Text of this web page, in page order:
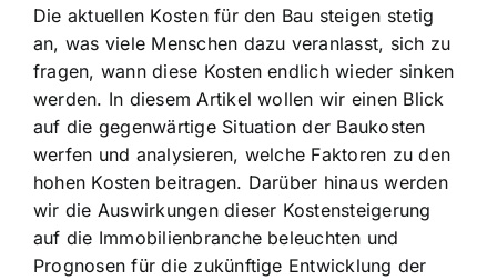
Die aktuellen Kosten für den Bau steigen stetig
an, was viele Menschen dazu veranlasst, sich zu
fragen, wann diese Kosten endlich wieder sinken
werden. In diesem Artikel wollen wir einen Blick
auf die gegenwärtige Situation der Baukosten
werfen und analysieren, welche Faktoren zu den
hohen Kosten beitragen. Darüber hinaus werden
wir die Auswirkungen dieser Kostensteigerung
auf die Immobilienbranche beleuchten und
Prognosen für die zukünftige Entwicklung der